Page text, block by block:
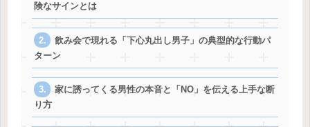
険なサインとは
飲み会で現れる「下心丸出し男子」の典型的な行動パ
ターン
家に誘ってくる男性の本音と「NO」を伝える上手な断
り方